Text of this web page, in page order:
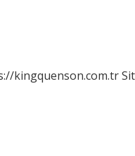
kingquenson.com.tr